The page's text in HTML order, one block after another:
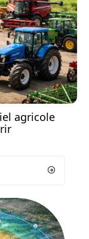
agricole